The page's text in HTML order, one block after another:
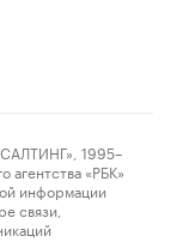
1995–
«РБК»
информации
связи,